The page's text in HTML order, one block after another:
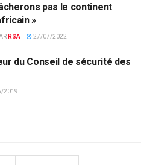
pas le continent
»
RSA 27/07/2022
du Conseil de sécurité des
2019